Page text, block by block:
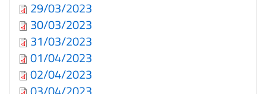
29/03/2023
30/03/2023
31/03/2023
01/04/2023
02/04/2023